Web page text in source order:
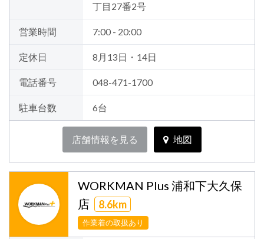
丁目27番2号
営業時間 7:00 - 20:00
定休日 8月13日・14日
電話番号 048-471-1700
駐車台数 6台
店舗情報を見る 地図
WORKMAN Plus 浦和下大久保
店
8.6km
作業着の取扱あり